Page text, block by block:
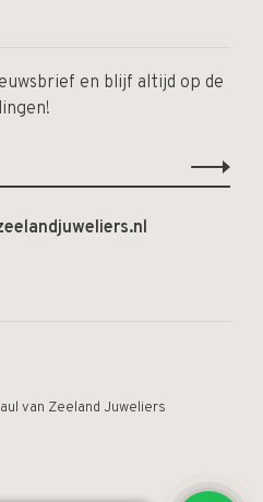
en blijf altijd op de
van Zeeland Juweliers